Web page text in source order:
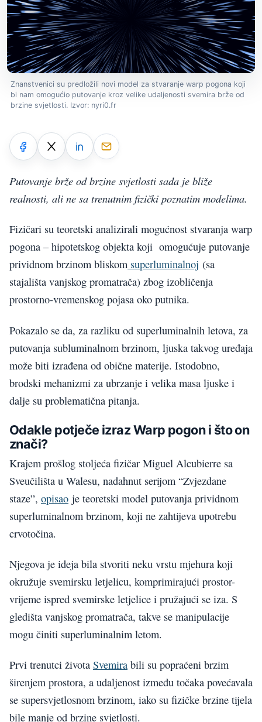
Znanstvenici su predložili novi model za stvaranje warp pogona koji
bi nam omogućio putovanje kroz velike udaljenosti svemira brže od
brzine svjetlosti. Izvor: nyri0.fr
Putovanje brže od brzine svjetlosti sada je bliže
realnosti, ali ne sa trenutnim fizički poznatim modelima.
Fizičari su teoretski analizirali mogućnost stvaranja warp
pogona – hipotetskog objekta koji omogućuje putovanje
prividnom brzinom bliskom superluminalnoj (sa
stajališta vanjskog promatrača) zbog izobličenja
prostorno-vremenskog pojasa oko putnika.
Pokazalo se da, za razliku od superluminalnih letova, za
putovanja subluminalnom brzinom, ljuska takvog uređaja
može biti izrađena od obične materije. Istodobno,
brodski mehanizmi za ubrzanje i velika masa ljuske i
dalje su problematična pitanja.
Odakle potječe izraz Warp pogon i što on
znači?
Krajem prošlog stoljeća fizičar Miguel Alcubierre sa
Sveučilišta u Walesu, nadahnut serijom “Zvjezdane
staze”, opisao je teoretski model putovanja prividnom
superluminalnom brzinom, koji ne zahtijeva upotrebu
crvotočina.
Njegova je ideja bila stvoriti neku vrstu mjehura koji
okružuje svemirsku letjelicu, komprimirajući prostor-
vrijeme ispred svemirske letjelice i pružajući se iza. S
gledišta vanjskog promatrača, takve se manipulacije
mogu činiti superluminalnim letom.
Prvi trenutci života Svemira bili su popraćeni brzim
širenjem prostora, a udaljenost između točaka povećavala
se supersvjetlosnom brzinom, iako su fizičke brzine tijela
bile manje od brzine svjetlosti.